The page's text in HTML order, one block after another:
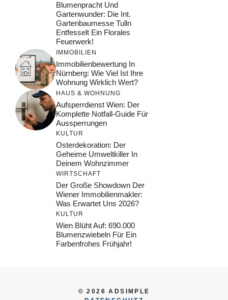
Blumenpracht Und
Gartenwunder: Die Int.
Gartenbaumesse Tulln
Entfesselt Ein Florales
Feuerwerk!
IMMOBILIEN
Immobilienbewertung In
Nürnberg: Wie Viel Ist Ihre
Wohnung Wirklich Wert?
HAUS & WOHNUNG
Aufsperrdienst Wien: Der
Komplette Notfall-Guide Für
Aussperrungen
KULTUR
Osterdekoration: Der
Geheime Umweltkiller In
Deinem Wohnzimmer
WIRTSCHAFT
Der Große Showdown Der
Wiener Immobilienmakler:
Was Erwartet Uns 2026?
KULTUR
Wien Blüht Auf: 690.000
Blumenzwiebeln Für Ein
Farbenfrohes Frühjahr!
© 2026 ADSIMPLE